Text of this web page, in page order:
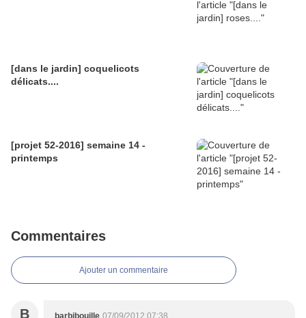
[dans le jardin] coquelicots
délicats....
[projet 52-2016] semaine 14 -
printemps
Commentaires
Ajouter un commentaire
B barbibouille 07/09/2012 07:38